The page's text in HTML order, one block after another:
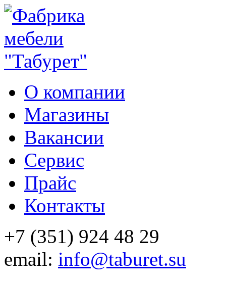
О компании
Магазины
Вакансии
Сервис
Прайс
Контакты
+7 (351) 924 48 29
email: info@taburet.su